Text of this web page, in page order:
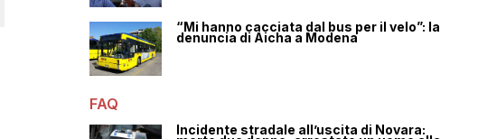
“Mi hanno cacciata dal bus per il velo”: la
denuncia di Aicha a Modena
FAQ
Incidente stradale all’uscita di Novara: